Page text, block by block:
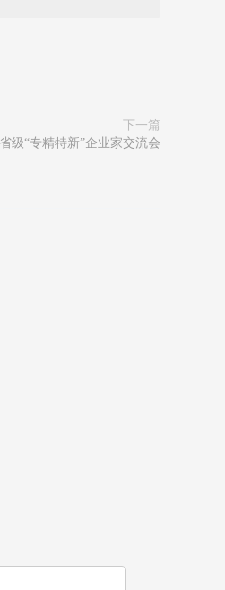
下一篇
级“专精特新”企业家交流会